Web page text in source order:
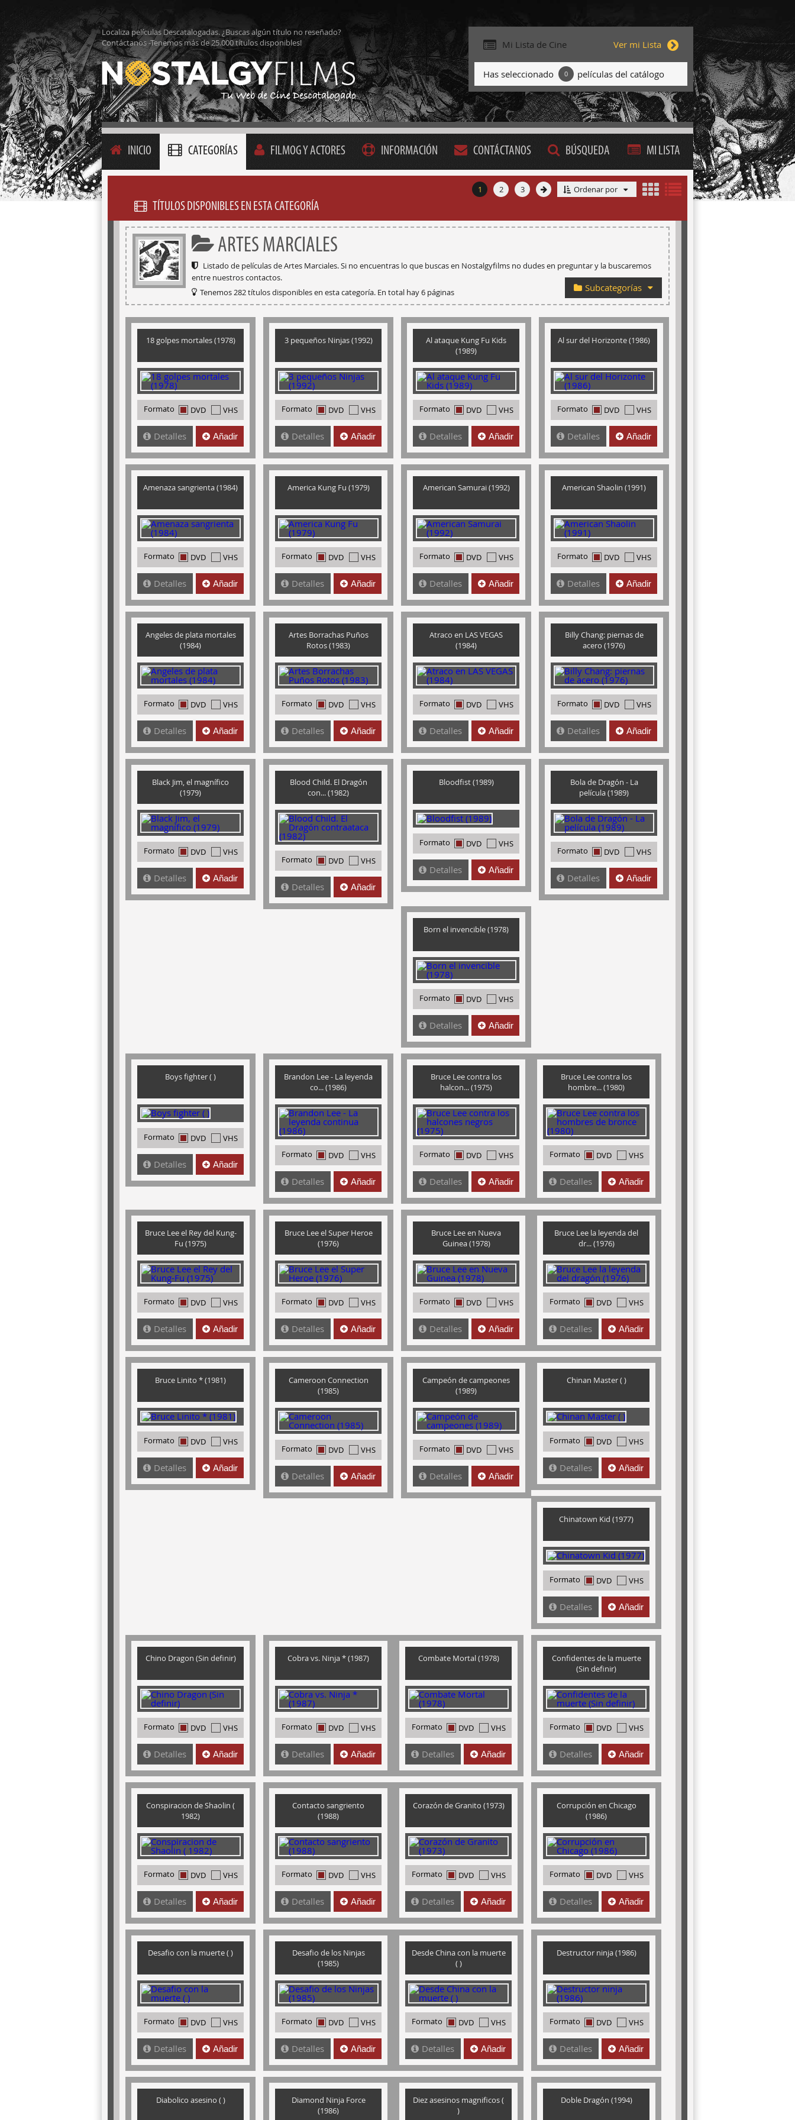
Localiza películas Descatalogadas. ¿Buscas algún título no reseñado?
Contáctanos -Tenemos más de 25.000 títulos disponibles!
Mi Lista de Cine Ver mi Lista
Has seleccionado 0 películas del catálogo
INICIO CATEGORÍAS FILMOG Y ACTORES INFORMACIÓN CONTÁCTANOS BÚSQUEDA MI LISTA
1 2 3 Ordenar por
TÍTULOS DISPONIBLES EN ESTA CATEGORÍA
ARTES MARCIALES
Listado de películas de Artes Marciales. Si no encuentras lo que buscas en Nostalgyfilms no dudes en preguntar y la buscaremos
entre nuestros contactos.
Tenemos 282 títulos disponibles en esta categoría. En total hay 6 páginas
Subcategorías
18 golpes mortales (1978)
Formato DVD VHS
Detalles Añadir
3 pequeños Ninjas (1992)
Formato DVD VHS
Detalles Añadir
Al ataque Kung Fu Kids
(1989)
Formato DVD VHS
Detalles Añadir
Al sur del Horizonte (1986)
Formato DVD VHS
Detalles Añadir
Amenaza sangrienta (1984)
Formato DVD VHS
Detalles Añadir
America Kung Fu (1979)
Formato DVD VHS
Detalles Añadir
American Samurai (1992)
Formato DVD VHS
Detalles Añadir
American Shaolin (1991)
Formato DVD VHS
Detalles Añadir
Angeles de plata mortales
(1984)
Formato DVD VHS
Detalles Añadir
Artes Borrachas Puños
Rotos (1983)
Formato DVD VHS
Detalles Añadir
Atraco en LAS VEGAS
(1984)
Formato DVD VHS
Detalles Añadir
Billy Chang: piernas de
acero (1976)
Formato DVD VHS
Detalles Añadir
Black Jim, el magnífico
(1979)
Formato DVD VHS
Detalles Añadir
Blood Child. El Dragón
con... (1982)
Formato DVD VHS
Detalles Añadir
Bloodfist (1989)
Formato DVD VHS
Detalles Añadir
Bola de Dragón - La
película (1989)
Formato DVD VHS
Detalles Añadir
Born el invencible (1978)
Formato DVD VHS
Detalles Añadir
Boys fighter ( )
Formato DVD VHS
Detalles Añadir
Brandon Lee - La leyenda
co... (1986)
Formato DVD VHS
Detalles Añadir
Bruce Lee contra los
halcon... (1975)
Formato DVD VHS
Detalles Añadir
Bruce Lee contra los
hombre... (1980)
Formato DVD VHS
Detalles Añadir
Bruce Lee el Rey del Kung-
Fu (1975)
Formato DVD VHS
Detalles Añadir
Bruce Lee el Super Heroe
(1976)
Formato DVD VHS
Detalles Añadir
Bruce Lee en Nueva
Guinea (1978)
Formato DVD VHS
Detalles Añadir
Bruce Lee la leyenda del
dr... (1976)
Formato DVD VHS
Detalles Añadir
Bruce Linito * (1981)
Formato DVD VHS
Detalles Añadir
Cameroon Connection
(1985)
Formato DVD VHS
Detalles Añadir
Campeón de campeones
(1989)
Formato DVD VHS
Detalles Añadir
Chinan Master ( )
Formato DVD VHS
Detalles Añadir
Chinatown Kid (1977)
Formato DVD VHS
Detalles Añadir
Chino Dragon (Sin definir)
Formato DVD VHS
Detalles Añadir
Cobra vs. Ninja * (1987)
Formato DVD VHS
Detalles Añadir
Combate Mortal (1978)
Formato DVD VHS
Detalles Añadir
Confidentes de la muerte
(Sin definir)
Formato DVD VHS
Detalles Añadir
Conspiracion de Shaolin (
1982)
Formato DVD VHS
Detalles Añadir
Contacto sangriento
(1988)
Formato DVD VHS
Detalles Añadir
Corazón de Granito (1973)
Formato DVD VHS
Detalles Añadir
Corrupción en Chicago
(1986)
Formato DVD VHS
Detalles Añadir
Desafio con la muerte ( )
Formato DVD VHS
Detalles Añadir
Desafio de los Ninjas
(1985)
Formato DVD VHS
Detalles Añadir
Desde China con la muerte
( )
Formato DVD VHS
Detalles Añadir
Destructor ninja (1986)
Formato DVD VHS
Detalles Añadir
Diabolico asesino ( )
Diamond Ninja Force
(1986)
Diez asesinos magnificos (
)
Doble Dragón (1994)